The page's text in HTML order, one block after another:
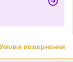
повернення